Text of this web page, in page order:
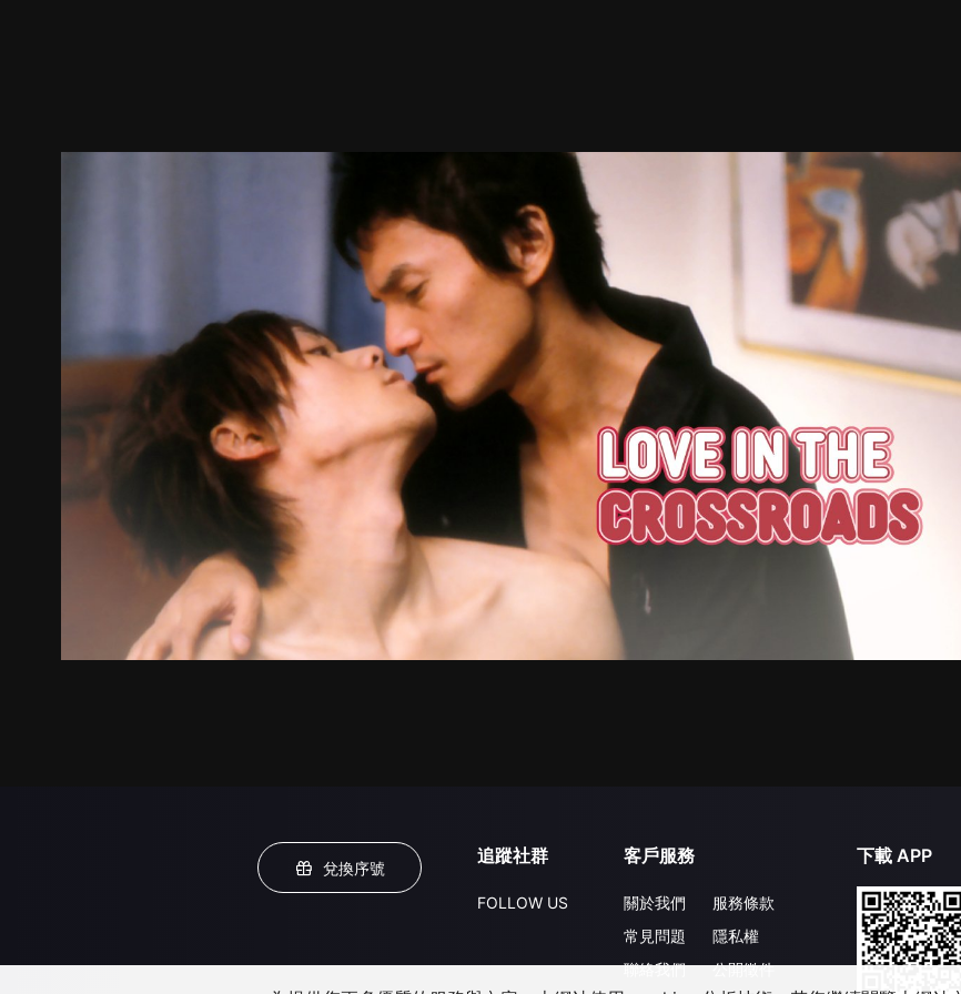
預告 劇照 推薦影片
兌換序號
追蹤社群
FOLLOW US
客戶服務
關於我們
常見問題
聯絡我們
服務條款
隱私權
公開徵件
下載 APP